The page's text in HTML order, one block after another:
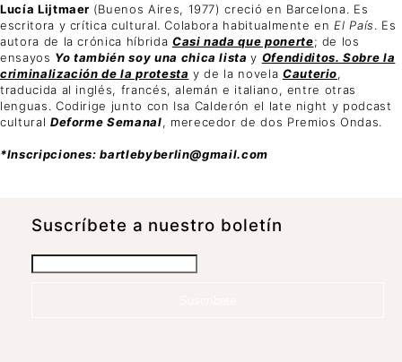
Lucía Lijtmaer (Buenos Aires, 1977) creció en Barcelona. Es
escritora y crítica cultural. Colabora habitualmente enEl País. Es
autora de la crónica híbrida Casi nada que ponerte; de los
ensayos Yo también soy una chica listay Ofendiditos. Sobre la
criminalización de la protesta y de la novela Cauterio,
traducida al inglés, francés, alemán e italiano, entre otras
lenguas. Codirige junto con Isa Calderón el late night y podcast
cultural Deforme Semanal, merecedor de dos Premios Ondas.
*Inscripciones: bartlebyberlin@gmail.com
Suscrí­bete a nuestro boletín